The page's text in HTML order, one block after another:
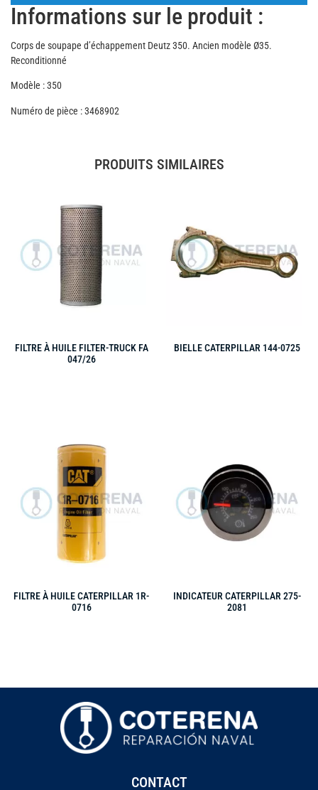
Informations sur le produit :
Corps de soupape d’échappement Deutz 350. Ancien modèle Ø35.
Reconditionné
Modèle : 350
Numéro de pièce : 3468902
PRODUITS SIMILAIRES
FILTRE À HUILE FILTER-TRUCK FA
047/26
BIELLE CATERPILLAR 144-0725
FILTRE À HUILE CATERPILLAR 1R-
0716
INDICATEUR CATERPILLAR 275-
2081
CONTACT